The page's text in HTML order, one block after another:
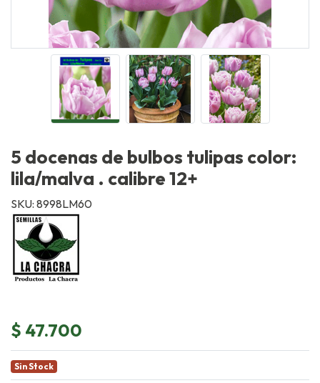
5 docenas de bulbos tulipas color:
lila/malva . calibre 12+
SKU: 8998LM60
$ 47.700
Sin Stock